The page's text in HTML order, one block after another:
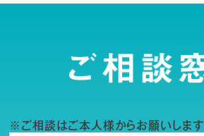
※ご相談はご本人様からお願いします